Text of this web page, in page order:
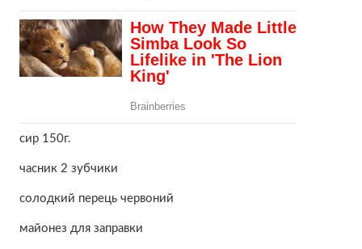
сир 150г.
часник 2 зубчики
солодкий перець червоний
майонез для заправки